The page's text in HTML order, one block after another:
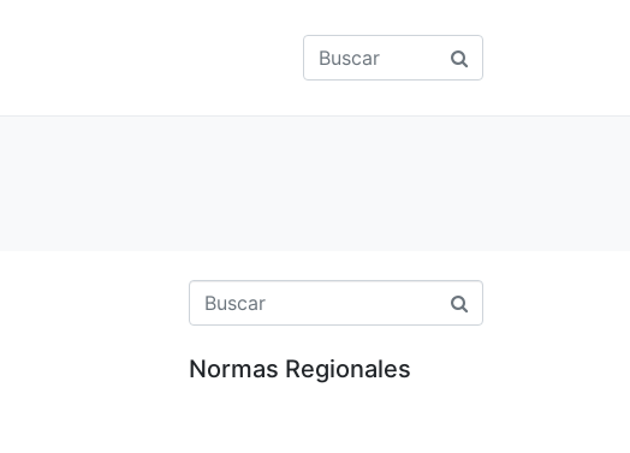
Normas Regionales